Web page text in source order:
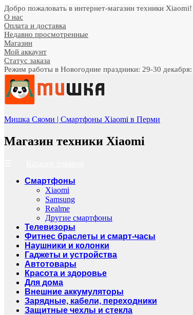
Добро пожаловать в интернет-магазин техники Xiaomi!
О нас
Оплата и доставка
Недавно просмотренные
Магазин
Мой аккаунт
Статус заказа
Режим работы в Новогодние праздники: 29-30
Мишка Сяоми | Смартфоны Xiaomi в Перми
Магазин техники Xiaomi
Смартфоны
Xiaomi
Samsung
Realme
Другие смартфоны
Телевизоры
Фитнес браслеты и смарт-часы
Наушники и колонки
Гаджеты и устройства
Автотовары
Красота и здоровье
Для дома
Внешние аккумуляторы
Зарядные, кабели, переходники
Защитные чехлы и стекла